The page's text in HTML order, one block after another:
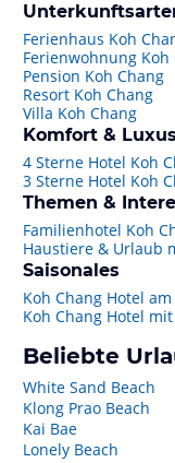
Ferienhaus Koh
Ferienwohnung Koh
Pension Koh Chang
Resort Koh Chang
Villa Koh Chang
Komfort & Luxus
4 Sterne Hotel Koh
3 Sterne Hotel Koh
Themen &
Familienhotel Koh
Haustiere & Urlaub
Saisonales
Koh Chang Hotel
Koh Chang Hotel mit
Beliebte
White Sand Beach
Klong Prao Beach
Kai Bae
Lonely Beach